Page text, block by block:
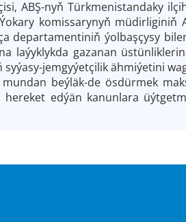
ABŞ-nyň Türkmenistandaky
komissarynyň
departamentiniň ýolbaşçysy
laýyklykda gazanan
jemgyýetçilik ähmiýetini
beýläk-de ösdürmek
edýän kanunlara